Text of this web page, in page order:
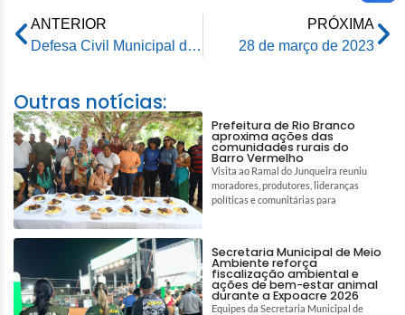
ANTERIOR
Defesa Civil Municipal decide interditar ponte metálica a partir da 22h30
PRÓXIMA
28 de março de 2023
Outras notícias:
Prefeitura de Rio Branco
aproxima ações das
comunidades rurais do
Barro Vermelho
Visita ao Ramal do Junqueira reuniu
moradores, produtores, lideranças
políticas e comunitárias para
Secretaria Municipal de Meio
Ambiente reforça
fiscalização ambiental e
ações de bem-estar animal
durante a Expoacre 2026
Equipes da Secretaria Municipal de